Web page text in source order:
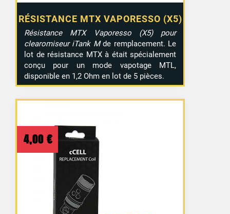
RÉSISTANCE MTX VAPORESSO (X5)
Résistance MTX Vaporesso (X5) pour
clearomiseur iTank Mde remplacement. Le
lot de résistance MTX à était spécialement
conçu pour un mode vapotage MTL,
disponible en 1,2 Ohm en lot de 5 pièces.
4,00 €